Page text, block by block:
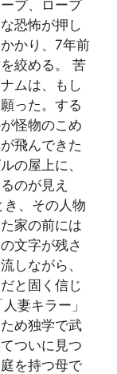
プ、ロープ
恐怖が押し
かり、7年前
絞める。 苦
ムは、もし
った。する
怪物のこめ
飛んできた
の屋上に、
のが見え
、その人物
家の前には
文字が残さ
しながら、
と固く信じ
妻キラー」
め独学で武
ついに見つ
を持つ母で